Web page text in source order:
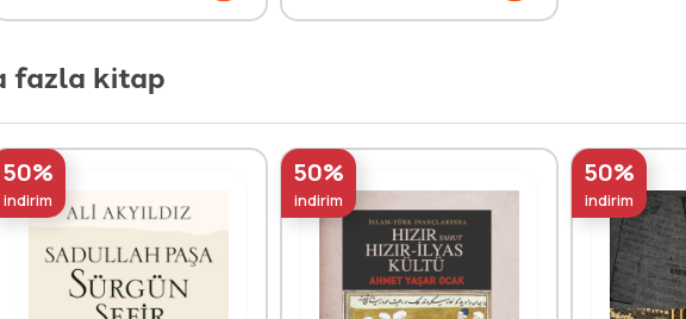
fazla kitap
50%
indirim
50%
indirim
50%
indirim